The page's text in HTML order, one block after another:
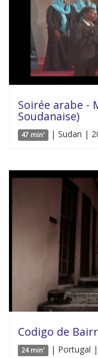
Soirée arabe -
Soudanaise)
47 min' | Sudan |
Codigo de
24 min' | Portugal |